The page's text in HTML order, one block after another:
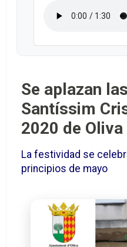
Se aplazan
Santíssim
2020 de Oliva
La festividad se
principios de mayo